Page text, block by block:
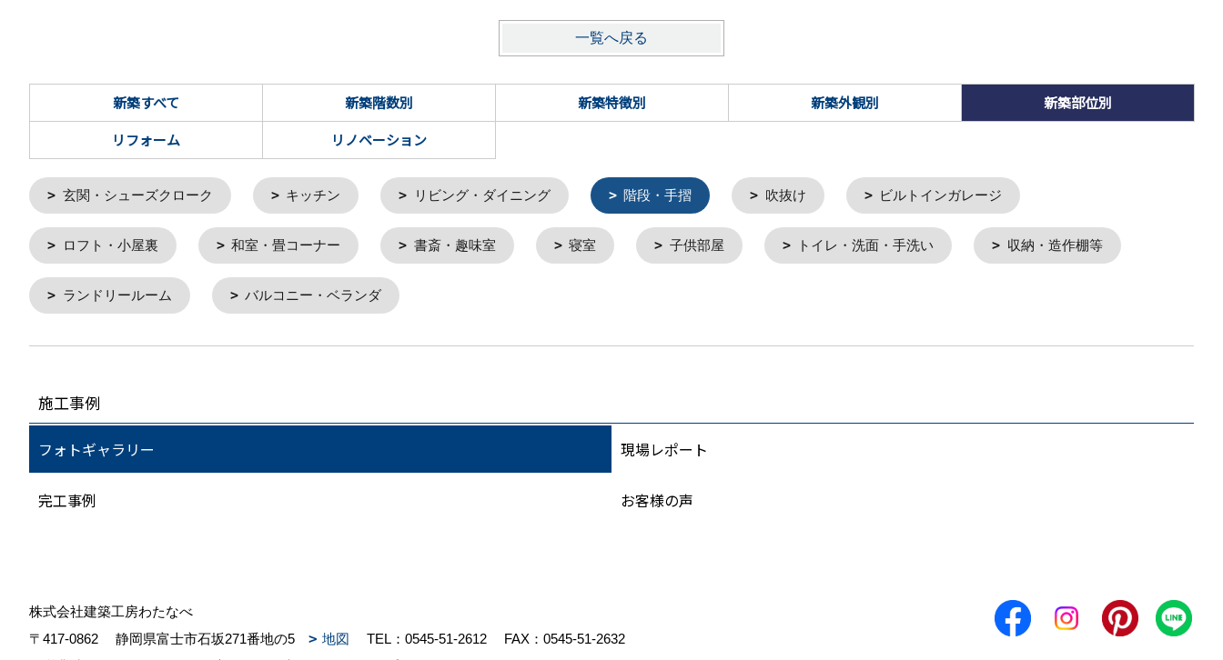
一覧へ戻る
新築すべて 新築階数別 新築特徴別 新築外観別
新築部位別
リフォーム
リノベーション
玄関・シューズクローク キッチン リビング・ダイニング 階段・手摺 吹抜け ビルトインガレージ
ロフト・小屋裏 和室・畳コーナー 書斎・趣味室 寝室 子供部屋 トイレ・洗面・手洗い 収納・造作棚等
ランドリールーム バルコニー・ベランダ
施工事例
フォトギャラリー 現場レポート
完工事例 お客様の声
株式会社建築工房わたなべ
〒417-0862
静岡県富士市石坂271番地の5 地図 TEL： 0545-51-2612
FAX：0545-51-2632